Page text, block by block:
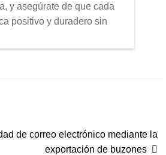
y asegúrate de que cada
positivo y duradero sin
de correo electrónico mediante la
exportación de buzones